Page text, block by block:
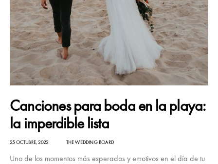
Canciones para boda en la playa:
la imperdible lista
25 OCTUBRE, 2022 THE WEDDING BOARD
Uno de los momentos más esperados y emotivos en el día de tu